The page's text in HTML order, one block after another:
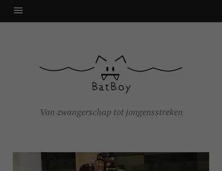
Van zwangerschap tot jongensstreken